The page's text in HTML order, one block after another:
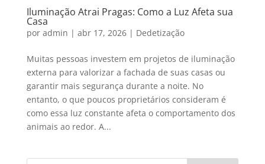
Iluminação Atrai Pragas: Como a Luz Afeta sua
Casa
por admin | abr 17, 2026| Dedetização
Muitas pessoas investem em projetos de iluminação
externa para valorizar a fachada de suas casas ou
garantir mais segurança durante a noite. No
entanto, o que poucos proprietários consideram é
como essa luz constante afeta o comportamento dos
animais ao redor. A...